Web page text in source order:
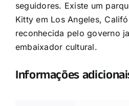
seguidores. Existe um
Kitty em Los Angeles,
reconhecida pelo governo
embaixador cultural.
Informações